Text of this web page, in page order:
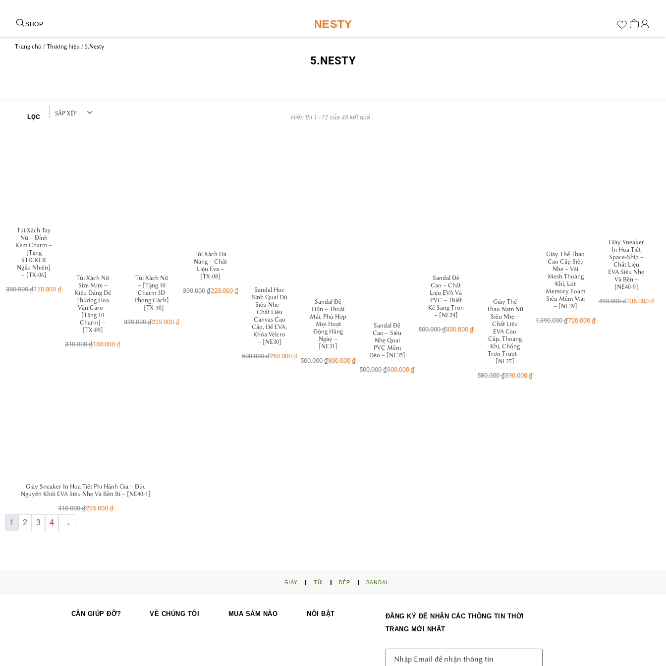
SHOP NESTY
Trang chủ / Thương hiệu / 5.Nesty
5.NESTY
LỌC SẮP XẾP Hiển thị 1–12 của 43 kết quả
Túi Xách Tay
Nữ – Đính
Kèm Charm –
[Tặng
STICKER
Ngẫu Nhiên]
– [TX-06]
380.000₫170.000₫
Túi Xách Nữ
Size Mini –
Kiểu Dáng Dễ
Thương Hoa
Văn Caro –
[Tặng 10
Charm] –
[TX-09]
310.000₫160.000₫
Túi Xách Nữ
– [Tặng 10
Charm 3D
Phong Cách]
– [TX-10]
390.000₫225.000 ₫
Túi Xách Đa
Năng – Chất
Liệu Eva –
[TX-08]
390.000₫225.000 ₫
Sandal Học
Sinh Quai Dù
Siêu Nhẹ –
Chất Liệu
Canvas Cao
Cấp, Đế EVA,
Khóa Velcro
– [NE30]
500.000₫260.000 ₫
Sandal Đế
Độn – Thoải
Mái, Phù Hợp
Mọi Hoạt
Động Hàng
Ngày –
[NE31]
500.000₫300.000₫
Sandal Đế
Cao – Siêu
Nhẹ Quai
PVC Mềm
Dẻo – [NE35]
500.000₫300.000₫
Sandal Đế
Cao – Chất
Liệu EVA Và
PVC – Thiết
Kế Sang Trọn
– [NE24]
500.000₫300.000 ₫
Giày Thể
Thao Nam Nữ
Siêu Nhẹ –
Chất Liệu
EVA Cao
Cấp, Thoáng
Khí, Chống
Trơn Trượt –
[NE27]
580.000₫390.000 ₫
Giày Thể Thao
Cao Cấp Siêu
Nhẹ – Vải
Mesh Thoáng
Khí, Lót
Memory Foam
Siêu Mềm Mại
– [NE39]
1.390.000₫720.000₫
Giày Sneaker
In Họa Tiết
Space-Ship –
Chất Liệu
EVA Siêu Nhẹ
Và Bền –
[NE40-9]
410.000₫235.000 ₫
Giày Sneaker In Họa Tiết Phi Hành Gia – Đúc
Nguyên Khối EVA Siêu Nhẹ Và Bền Bỉ – [NE40-1]
410.000₫235.000₫
1 2 3 4 →
GIÀY TÚI DÉP SANDAL
CẦN GIÚP ĐỠ? VỀ CHÚNG TÔI MUA SẮM NÀO NỔI BẬT
ĐĂNG KÝ ĐỂ NHẬN CÁC THÔNG TIN THỜI
TRANG MỚI NHẤT